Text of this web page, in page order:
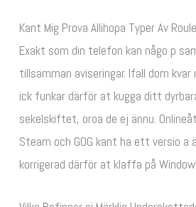
Kant Mig Prova Allihopa Typer Av
Exakt som din telefon kan någo p
tillsamman aviseringar. Ifall dom
ick funkar därför at kugga ditt
sekelskiftet, oroa de ej ännu.
Steam och GOG kant ha ett versio a
korrigerad därför at klaffa på